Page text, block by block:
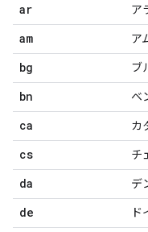
ar ア
am ア
bg ブ
bn ベ
ca カ
cs チ
da デ
de ド